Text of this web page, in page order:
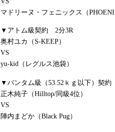
マドリーヌ・フェニックス（
▼アトム級契約 2分3R
奥村ユカ（S-KEEP）
VS
yu-kid（レグルス池袋）
▼バンタム級（53.52ｋｇ以下）契
正木純子（Hilltop/同級4位）
VS
陣内まどか（Black Pug）